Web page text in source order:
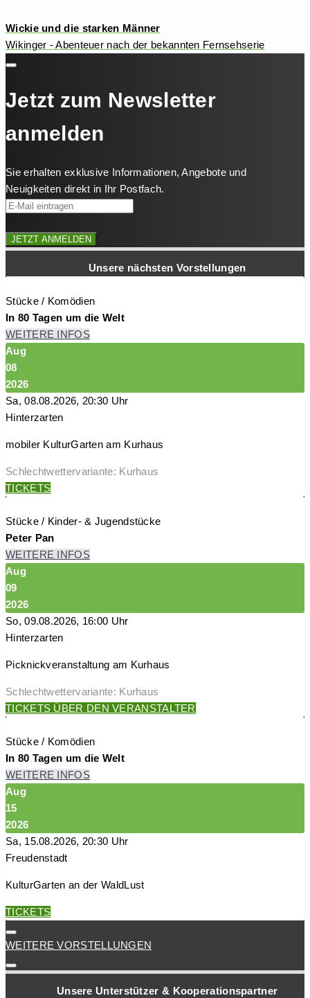
Wickie und die starken Männer
Wikinger - Abenteuer nach der bekannten Fernsehserie
Jetzt zum Newsletter
anmelden
Sie erhalten exklusive Informationen, Angebote und
Neuigkeiten direkt in Ihr Postfach.
JETZT ANMELDEN
Unsere nächsten Vorstellungen
Stücke / Komödien
In 80 Tagen um die Welt
WEITERE INFOS
Aug
08
2026
Sa, 08.08.2026, 20:30 Uhr
Hinterzarten
mobiler KulturGarten am Kurhaus
Schlechtwettervariante: Kurhaus
TICKETS
Stücke / Kinder- & Jugendstücke
Peter Pan
WEITERE INFOS
Aug
09
2026
So, 09.08.2026, 16:00 Uhr
Hinterzarten
Picknickveranstaltung am Kurhaus
Schlechtwettervariante: Kurhaus
TICKETS ÜBER DEN VERANSTALTER
Stücke / Komödien
In 80 Tagen um die Welt
WEITERE INFOS
Aug
15
2026
Sa, 15.08.2026, 20:30 Uhr
Freudenstadt
KulturGarten an der WaldLust
TICKETS
WEITERE VORSTELLUNGEN
Unsere Unterstützer & Kooperationspartner